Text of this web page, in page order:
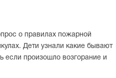
о правилах пожарной
Дети узнали какие бывают
если произошло возгорание и